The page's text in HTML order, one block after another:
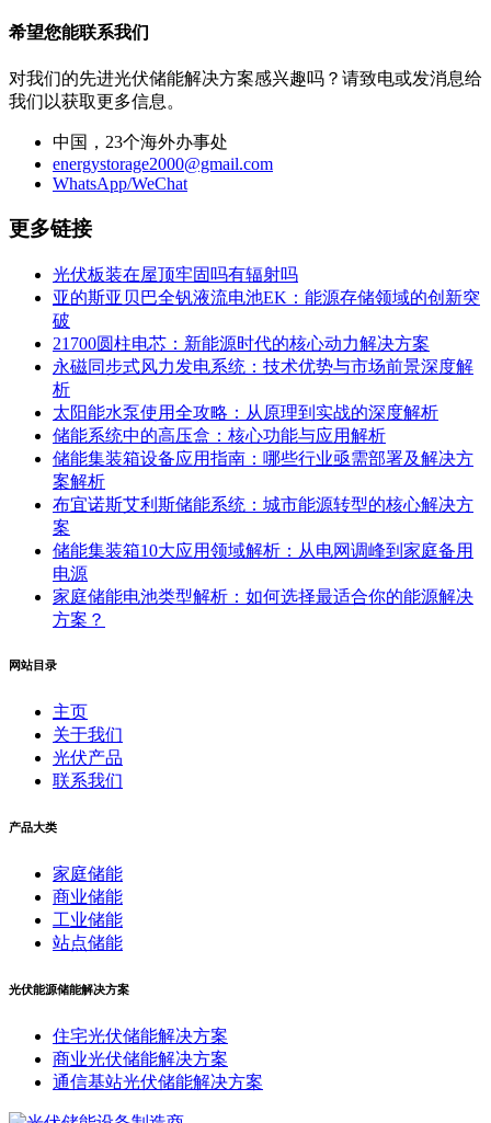
希望您能联系我们
对我们的先进光伏储能解决方案感兴趣吗？请致电或发消息给
我们以获取更多信息。
中国，23个海外办事处
energystorage2000@gmail.com
WhatsApp/WeChat
更多链接
光伏板装在屋顶牢固吗有辐射吗
亚的斯亚贝巴全钒液流电池EK：能源存储领域的创新突
破
21700圆柱电芯：新能源时代的核心动力解决方案
永磁同步式风力发电系统：技术优势与市场前景深度解
析
太阳能水泵使用全攻略：从原理到实战的深度解析
储能系统中的高压盒：核心功能与应用解析
储能集装箱设备应用指南：哪些行业亟需部署及解决方
案解析
布宜诺斯艾利斯储能系统：城市能源转型的核心解决方
案
储能集装箱10大应用领域解析：从电网调峰到家庭备用
电源
家庭储能电池类型解析：如何选择最适合你的能源解决
方案？
网站目录
主页
关于我们
光伏产品
联系我们
产品大类
家庭储能
商业储能
工业储能
站点储能
光伏能源储能解决方案
住宅光伏储能解决方案
商业光伏储能解决方案
通信基站光伏储能解决方案